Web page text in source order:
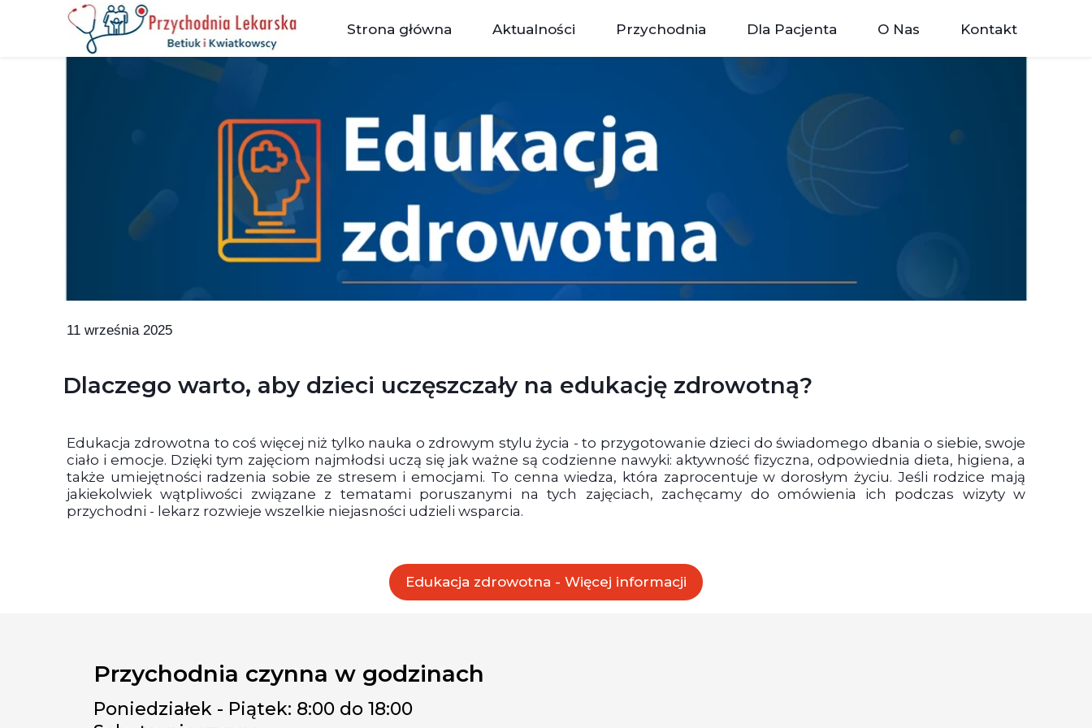
Strona główna Aktualności Przychodnia
Personel Przychodni
Gabinety Prywatne
Dla Pacjenta
Dokumenty
Instrukcje
Programy Profilaktyczne
Opieka Koordynowana
O Nas Kontakt
11 września 2025
Edukacja zdrowotna - Więcej informacji
Dlaczego warto, aby dzieci uczęszczały na edukację zdrowotną?
Edukacja zdrowotna to coś więcej niż tylko nauka o zdrowym stylu życia - to przygotowanie dzieci do świadomego dbania o siebie, swoje
ciało i emocje. Dzięki tym zajęciom najmłodsi uczą się jak ważne są codzienne nawyki: aktywność fizyczna, odpowiednia dieta, higiena, a
także umiejętności radzenia sobie ze stresem i emocjami. To cenna wiedza, która zaprocentuje w dorosłym życiu. Jeśli rodzice mają
jakiekolwiek wątpliwości związane z tematami poruszanymi na tych zajęciach, zachęcamy do omówienia ich podczas wizyty w
przychodni - lekarz rozwieje wszelkie niejasności udzieli wsparcia.
Poniedziałek - Piątek: 8:00 do 18:00
Przychodnia czynna w godzinach